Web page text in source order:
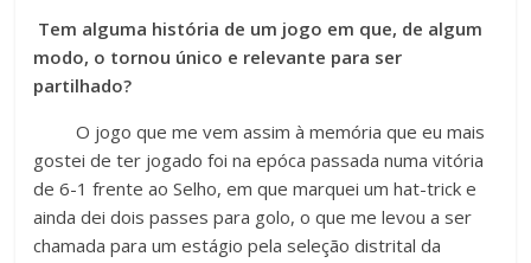
Tem alguma história de um jogo em que, de algum
modo, o tornou único e relevante para ser
partilhado?
O jogo que me vem assim à memória que eu mais
gostei de ter jogado foi na epóca passada numa vitória
de 6-1 frente ao Selho, em que marquei um hat-trick e
ainda dei dois passes para golo, o que me levou a ser
chamada para um estágio pela seleção distrital da